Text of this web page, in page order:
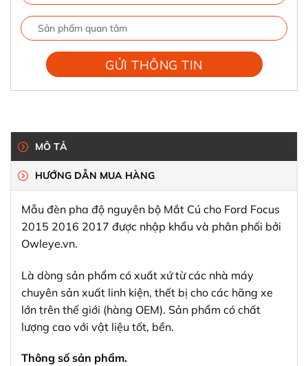
MÔ TẢ
HƯỚNG DẪN MUA HÀNG
Mẫu đèn pha độ nguyên bộ Mắt Cú cho Ford Focus
2015 2016 2017 được nhập khẩu và phân phối bởi
Owleye.vn.
Là dòng sản phẩm có xuất xứ từ các nhà máy
chuyên sản xuất linh kiện, thết bị cho các hãng xe
lớn trên thế giới (hàng OEM). Sản phẩm có chất
lượng cao với vật liệu tốt, bền.
Thông số sản phẩm.